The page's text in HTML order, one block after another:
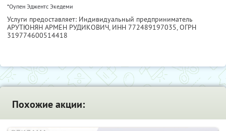
*Оупен Эджентс Экедеми
Услуги предоставляет: Индивидуальный предприниматель
АРУТЮНЯН АРМЕН РУДИКОВИЧ, ИНН 772489197035, ОГРН
319774600514418
Похожие акции: